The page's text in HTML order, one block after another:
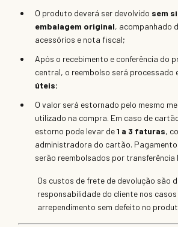
O produto deverá ser devolvido sem
embalagem original, acompanhado
acessórios e nota fiscal;
Após o recebimento e conferência do
central, o reembolso será processado
úteis;
O valor será estornado pelo mesmo
utilizado na compra. Em caso de
estorno pode levar de1 a 3 faturas,
administradora do cartão.
serão reembolsados por transferência
Os custos de frete de devolução são
responsabilidade do cliente nos casos
arrependimento sem defeito no